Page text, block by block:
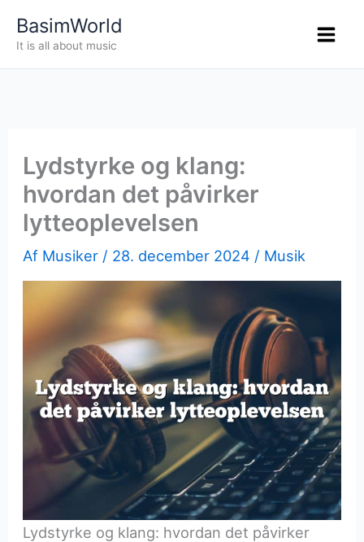
BasimWorld
It is all about music
Lydstyrke og klang:
hvordan det påvirker
lytteoplevelsen
Af Musiker / 28. december 2024 / Musik
Lydstyrke og klang: hvordan det påvirker